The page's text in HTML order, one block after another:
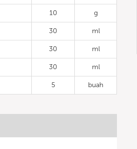
10 g
30 ml
30 ml
30 ml
5 buah